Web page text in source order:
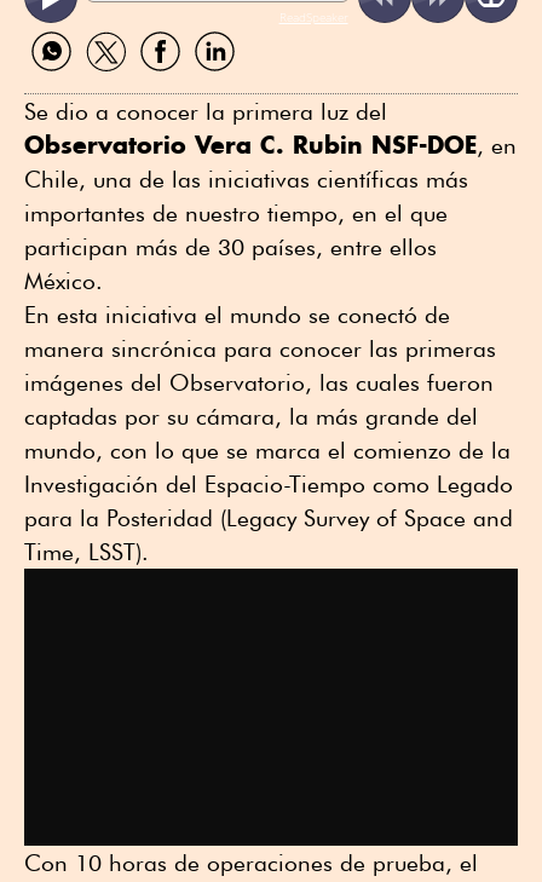
ReadSpeaker
Compartir
por
Compartir
por
Compartir
por
Compartir
por
Se dio a conocer la primera luz del
Observatorio Vera C. Rubin NSF-DOE, en
Chile, una de las iniciativas científicas más
importantes de nuestro tiempo, en el que
participan más de 30 países, entre ellos
México.
En esta iniciativa el mundo se conectó de
manera sincrónica para conocer las primeras
imágenes del Observatorio, las cuales fueron
captadas por su cámara, la más grande del
mundo, con lo que se marca el comienzo de la
Investigación del Espacio-Tiempo como Legado
para la Posteridad (Legacy Survey of Space and
Time, LSST).
Con 10 horas de operaciones de prueba, el